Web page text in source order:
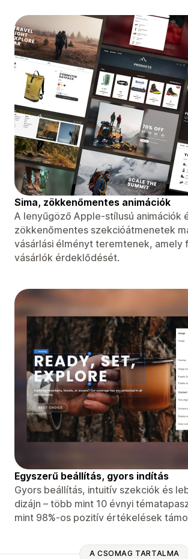
Sima, zökkenőmentes animációk
A lenyűgöző Apple-stílusú animációk
zökkenőmentes szekcióátmenetek
vásárlási élményt teremtenek, amely
vásárlók érdeklődését.
Egyszerű beállítás, gyors indítás
Gyors beállítás, intuitív szekciók és
dizájn – több mint 10 évnyi
mint 98%-os pozitív értékelések
A CSOMAG TARTALMA